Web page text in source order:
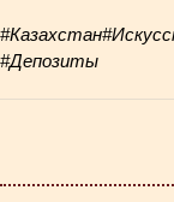
#Казахстан
#Депозиты